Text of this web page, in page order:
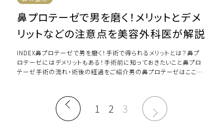
鼻プロテーゼで男を磨く！メリットとデメ
リットなどの注意点を美容外科医が解説
INDEX鼻プロテーゼで男を磨く！手術で得られるメリットとは？鼻プ
ロテーゼにはデメリットもある！手術前に知っておきたいこと鼻プロ
テーゼ手術の流れ・術後の経過をご紹介男の鼻プロテーゼはここに
1 2 3